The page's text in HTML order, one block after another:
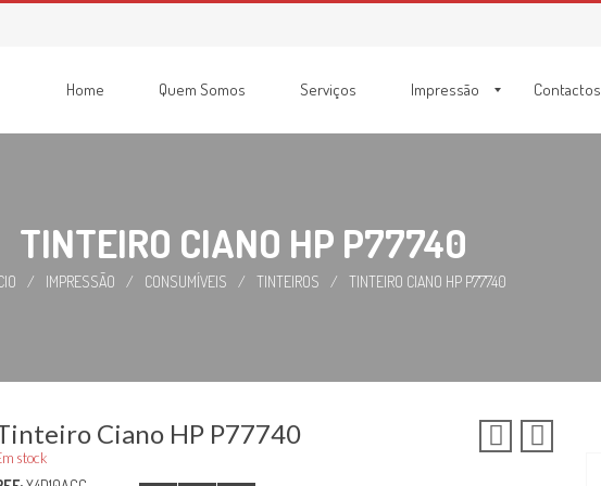
Home Quem Somos Serviços Impressão Contactos
TINTEIRO CIANO HP P77740
/ IMPRESSÃO / CONSUMÍVEIS / TINTEIROS / TINTEIRO CIANO HP P77740
Ciano HP P77740
stock